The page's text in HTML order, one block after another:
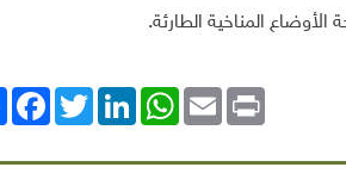
المناخية الطارئة.
TwitterLinkedIn
WhatsAppEmail Print